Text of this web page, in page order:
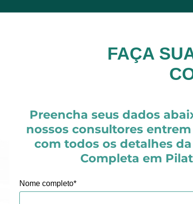
FAÇA
Preencha seus dados
nossos consultores
com todos os detalhes
Completa em
Nome completo*